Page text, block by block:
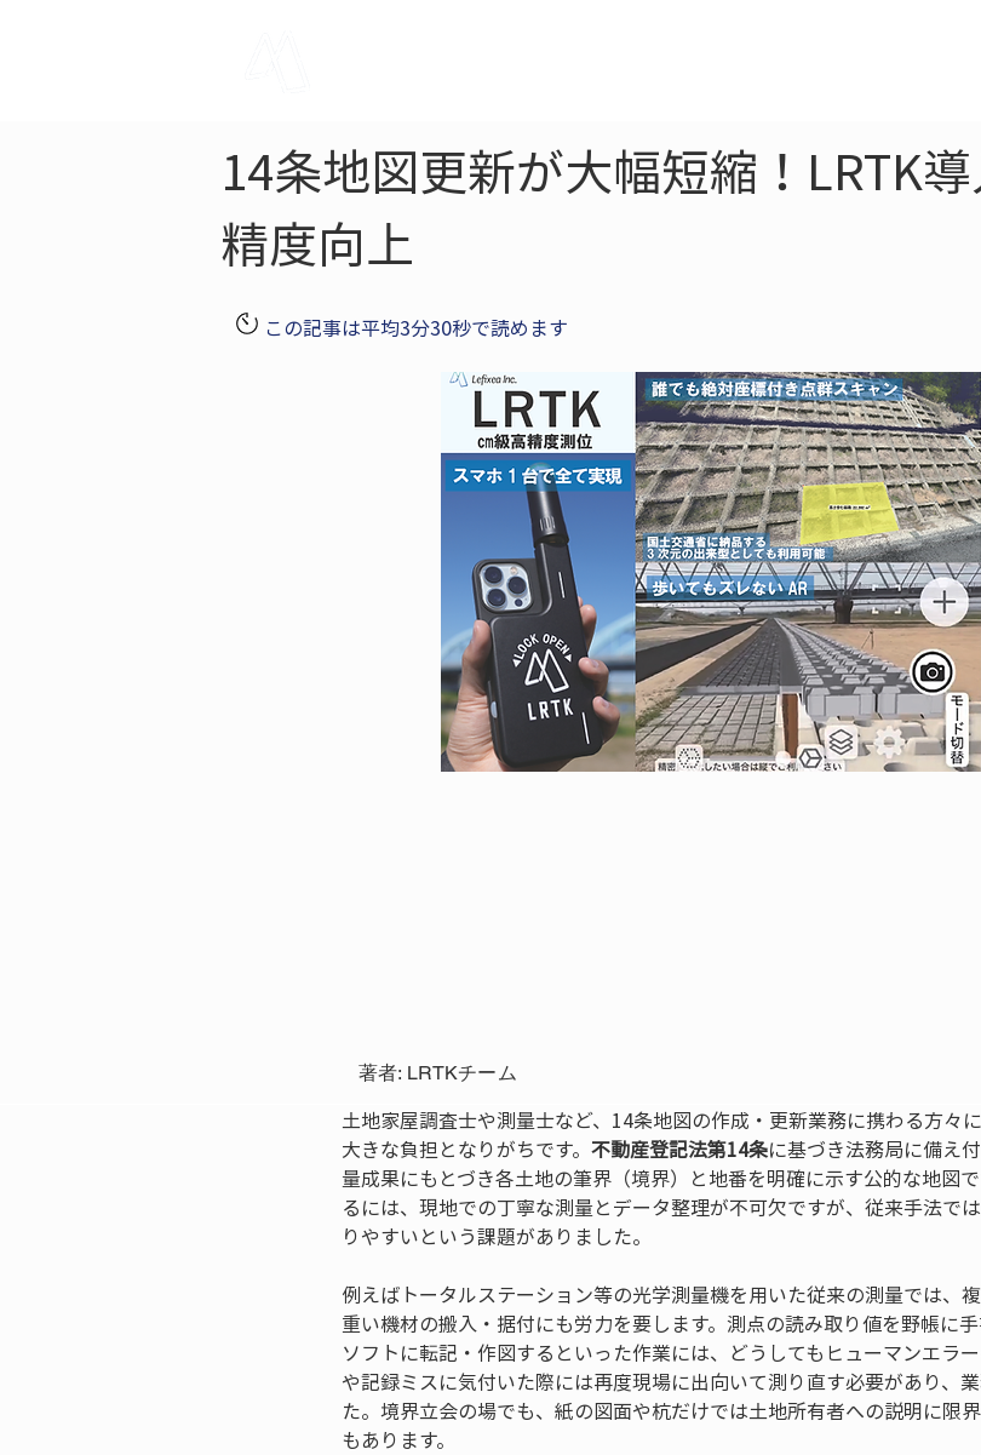
14条地図更新が大幅短縮！LRTK
精度向上
この記事は平均3分30秒で読めます
著者: LRTKチーム
土地家屋調査士や測量士など、14条地図の作成・更新業務に携わる方々
大きな負担となりがちです。 不動産登記法第14条に基づき法務局に備え
量成果にもとづき各土地の筆界（境界）と地番を明確に示す公的な地図
るには、現地での丁寧な測量とデータ整理が不可欠ですが、従来手法で
りやすいという課題がありました。
例えばトータルステーション等の光学測量機を用いた従来の測量では、
重い機材の搬入・据付にも労力を要します。測点の読み取り値を野帳に
ソフトに転記・作図するといった作業には、どうしてもヒューマンエラ
や記録ミスに気付いた際には再度現場に出向いて測り直す必要があり、
た。境界立会の場でも、紙の図面や杭だけでは土地所有者への説明に限
もあります。